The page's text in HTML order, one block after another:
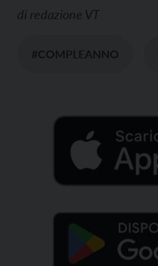
di redazione VT
#COMPLEANNO